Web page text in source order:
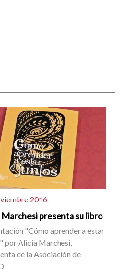
2016
Marchesi presenta su libro
"Cómo aprender a estar
por Alicia Marchesi,
de la Asociación de